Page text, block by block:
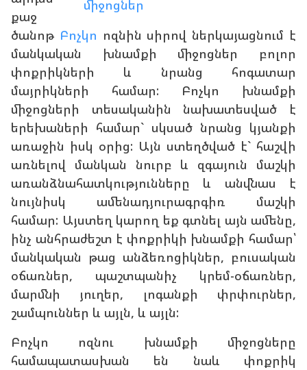
քաջ
ծանոթ Բոչկո ոզնին սիրով ներկայացնում է
մանկական խնամքի միջոցներ բոլոր
փոքրիկների և նրանց հոգատար
մայրիկների համար: Բոչկո խնամքի
միջոցների տեսականին նախատեսված է
երեխաների համար` սկսած նրանց կյանքի
առաջին իսկ օրից: Այն ստեղծված է` հաշվի
առնելով մանկան նուրբ և զգայուն մաշկի
առանձնահատկությունները և անվնաս է
նույնիսկ ամենադյուրագրգիռ մաշկի
համար: Այստեղ կարող եք գտնել այն ամենը,
ինչ անհրաժեշտ է փոքրիկի խնամքի համար՝
մանկական թաց անձեռոցիկներ, բուսական
օճառներ, պաշտպանիչ կրեմ-օճառներ,
մարմնի յուղեր, լոգանքի փրփուրներ,
շամպուններ և այլն, և այլն:
Բոչկո ոզնու խնամքի միջոցները
համապատասխան են նաև փոքրիկ